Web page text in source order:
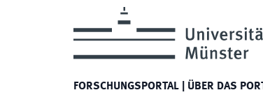
FORSCHUNGSPORTAL ÜBER DAS